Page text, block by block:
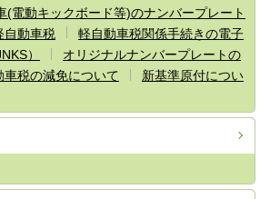
(電動キックボード等)のナンバープレート
自動車税
軽自動車税関係手続きの電子
）
オリジナルナンバープレートの
車税の減免について
新基準原付につい